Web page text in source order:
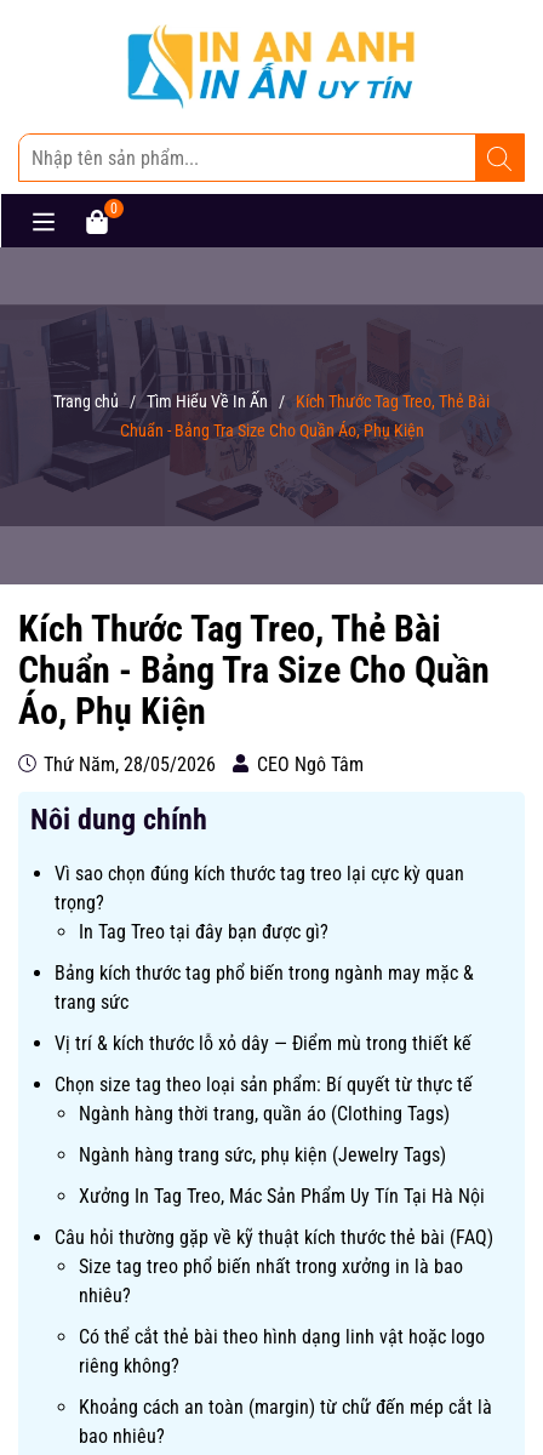
0
Trang chủ / Tìm Hiểu Về In Ấn /
Kích Thước Tag Treo, Thẻ Bài
Chuẩn - Bảng Tra Size Cho Quần Áo, Phụ Kiện
Kích Thước Tag Treo, Thẻ Bài
Chuẩn - Bảng Tra Size Cho Quần
Áo, Phụ Kiện
Thứ Năm, 28/05/2026 CEO Ngô Tâm
Nôi dung chính
Vì sao chọn đúng kích thước tag treo lại cực kỳ quan
trọng?
In Tag Treo tại đây bạn được gì?
Bảng kích thước tag phổ biến trong ngành may mặc &
trang sức
Vị trí & kích thước lỗ xỏ dây — Điểm mù trong thiết kế
Chọn size tag theo loại sản phẩm: Bí quyết từ thực tế
Ngành hàng thời trang, quần áo (Clothing Tags)
Ngành hàng trang sức, phụ kiện (Jewelry Tags)
Xưởng In Tag Treo, Mác Sản Phẩm Uy Tín Tại Hà Nội
Câu hỏi thường gặp về kỹ thuật kích thước thẻ bài (FAQ)
Size tag treo phổ biến nhất trong xưởng in là bao
nhiêu?
Có thể cắt thẻ bài theo hình dạng linh vật hoặc logo
riêng không?
Khoảng cách an toàn (margin) từ chữ đến mép cắt là
bao nhiêu?